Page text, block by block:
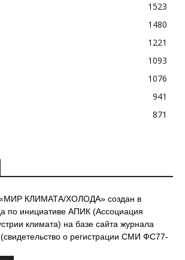
1523
1480
1221
1093
1076
941
871
«МИР КЛИМАТА/ХОЛОДА» создан в
по инициативе АПИК (Ассоциация
климата) на базе сайта журнала
о регистрации СМИ ФС77-